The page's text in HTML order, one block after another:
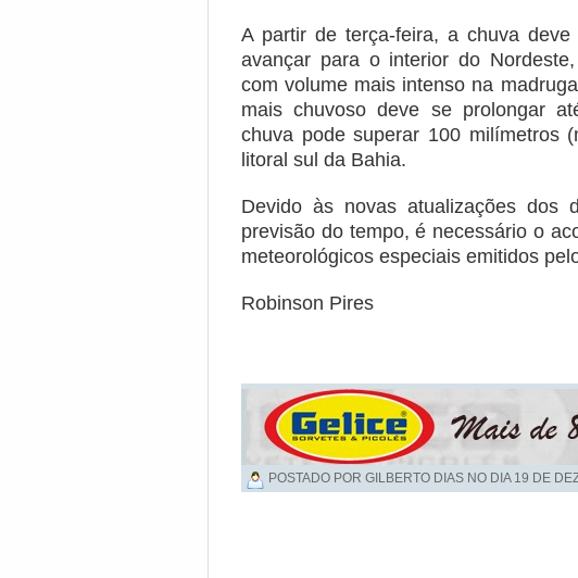
A partir de terça-feira, a chuva
avançar para o interior do
com volume mais intenso na
mais chuvoso deve se prolongar
chuva pode superar 100 milímetros
litoral sul da Bahia.
Devido às novas atualizações dos
previsão do tempo, é necessário o
meteorológicos especiais emitidos
Robinson Pires
POSTADO POR GILBERTO DIAS NO DIA 19 DE